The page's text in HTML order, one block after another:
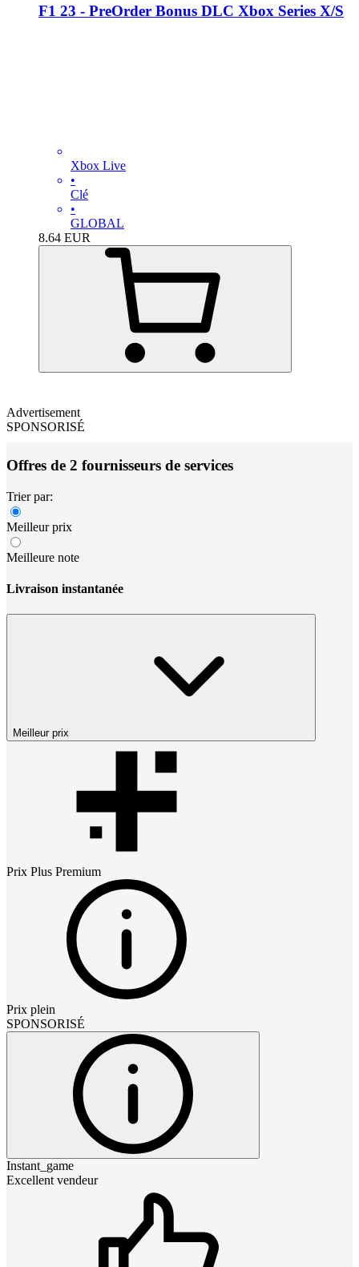
F1 23 - PreOrder Bonus DLC Xbox Series X/S
Xbox Live
•
Clé
•
GLOBAL
8.64 EUR
Advertisement
SPONSORISÉ
Offres de 2 fournisseurs de services
Trier par:
Meilleur prix
Meilleure note
Livraison instantanée
Meilleur prix
Prix Plus Premium
Prix plein
SPONSORISÉ
Instant_game
Excellent vendeur